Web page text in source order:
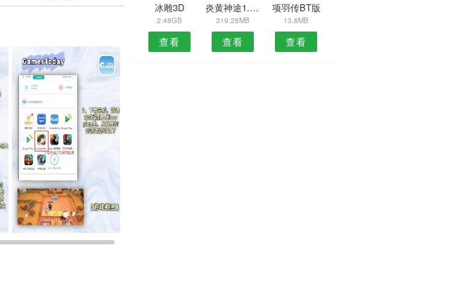
冰雕3D
2.48GB
查看
炎黄神途1.76单职业
319.28MB
查看
项羽传BT版
13.8MB
查看